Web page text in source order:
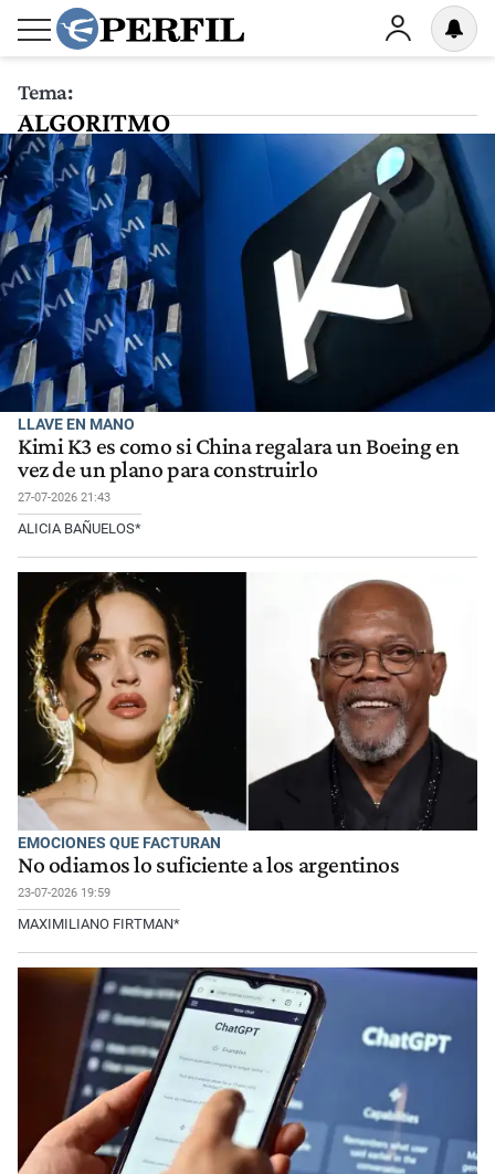
Tema:
ALGORITMO
LLAVE EN MANO
Kimi K3 es como si China regalara un Boeing en
vez de un plano para construirlo
27-07-2026 21:43
ALICIA BAÑUELOS*
EMOCIONES QUE FACTURAN
No odiamos lo suficiente a los argentinos
23-07-2026 19:59
MAXIMILIANO FIRTMAN*